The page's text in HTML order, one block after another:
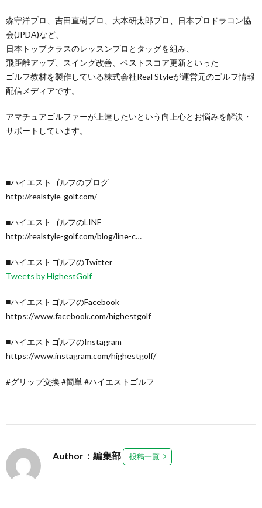
森守洋プロ、吉田直樹プロ、大本研太郎プロ、日本プロドラコン協
会(JPDA)など、
日本トップクラスのレッスンプロとタッグを組み、
飛距離アップ、スイング改善、ベストスコア更新といった
ゴルフ教材を製作している株式会社Real Styleが運営元のゴルフ情報
配信メディアです。
アマチュアゴルファーが上達したいという向上心とお悩みを解決・
サポートしています。
—————————————-
■ハイエストゴルフのブログ
http://realstyle-golf.com/
■ハイエストゴルフのLINE
http://realstyle-golf.com/blog/line-c…
■ハイエストゴルフのTwitter
Tweets by HighestGolf
■ハイエストゴルフのFacebook
https://www.facebook.com/highestgolf
■ハイエストゴルフのInstagram
https://www.instagram.com/highestgolf/
#グリップ交換 #簡単 #ハイエストゴルフ
Author：編集部 投稿一覧